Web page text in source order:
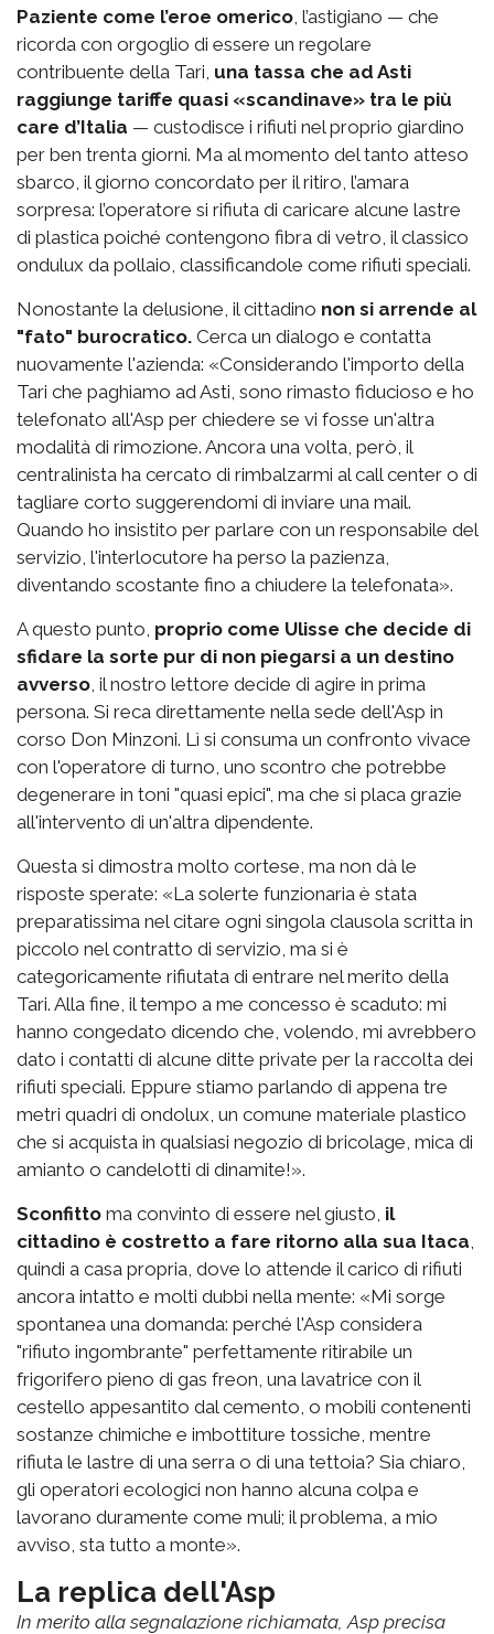
Paziente come l’eroe omerico , l’astigiano — che
ricorda con orgoglio di essere un regolare
contribuente della Tari, una tassa che ad Asti
raggiunge tariffe quasi «scandinave» tra le più
care d’Italia — custodisce i rifiuti nel proprio giardino
per ben trenta giorni. Ma al momento del tanto atteso
sbarco, il giorno concordato per il ritiro, l’amara
sorpresa: l’operatore si rifiuta di caricare alcune lastre
di plastica poiché contengono fibra di vetro, il classico
ondulux da pollaio, classificandole come rifiuti speciali.
Nonostante la delusione, il cittadino non si arrende al
"fato" burocratico. Cerca un dialogo e contatta
nuovamente l'azienda: «Considerando l'importo della
Tari che paghiamo ad Asti, sono rimasto fiducioso e ho
telefonato all'Asp per chiedere se vi fosse un'altra
modalità di rimozione. Ancora una volta, però, il
centralinista ha cercato di rimbalzarmi al call center o di
tagliare corto suggerendomi di inviare una mail.
Quando ho insistito per parlare con un responsabile del
servizio, l'interlocutore ha perso la pazienza,
diventando scostante fino a chiudere la telefonata».
A questo punto, proprio come Ulisse che decide di
sfidare la sorte pur di non piegarsi a un destino
avverso , il nostro lettore decide di agire in prima
persona. Si reca direttamente nella sede dell'Asp in
corso Don Minzoni. Lì si consuma un confronto vivace
con l'operatore di turno, uno scontro che potrebbe
degenerare in toni "quasi epici", ma che si placa grazie
all'intervento di un'altra dipendente.
Questa si dimostra molto cortese, ma non dà le
risposte sperate: «La solerte funzionaria è stata
preparatissima nel citare ogni singola clausola scritta in
piccolo nel contratto di servizio, ma si è
categoricamente rifiutata di entrare nel merito della
Tari. Alla fine, il tempo a me concesso è scaduto: mi
hanno congedato dicendo che, volendo, mi avrebbero
dato i contatti di alcune ditte private per la raccolta dei
rifiuti speciali. Eppure stiamo parlando di appena tre
metri quadri di ondolux, un comune materiale plastico
che si acquista in qualsiasi negozio di bricolage, mica di
amianto o candelotti di dinamite!».
Sconfitto ma convinto di essere nel giusto, il
cittadino è costretto a fare ritorno alla sua Itaca
quindi a casa propria, dove lo attende il carico di rifiuti
ancora intatto e molti dubbi nella mente: «Mi sorge
spontanea una domanda: perché l'Asp considera
"rifiuto ingombrante" perfettamente ritirabile un
frigorifero pieno di gas freon, una lavatrice con il
cestello appesantito dal cemento, o mobili contenenti
sostanze chimiche e imbottiture tossiche, mentre
rifiuta le lastre di una serra o di una tettoia? Sia chiaro,
gli operatori ecologici non hanno alcuna colpa e
lavorano duramente come muli; il problema, a mio
avviso, sta tutto a monte».
La replica dell'Asp
In merito alla segnalazione richiamata, Asp precisa